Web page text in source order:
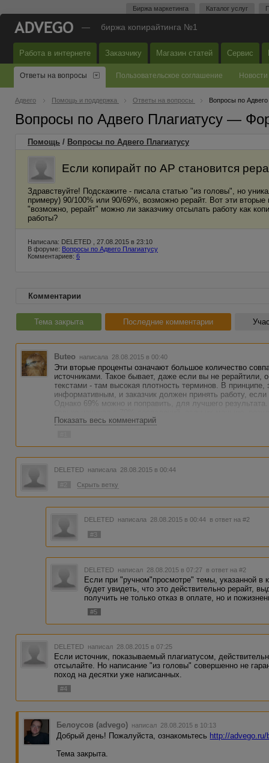
Биржа маркетинга Каталог услуг
— биржа копирайтинга №1
Работа в интернете Заказчику Магазин статей Сервис
Ответы на вопросы Пользовательское соглашение Новости
Адвего Помощь и поддержка Ответы на вопросы Вопросы по Адвего
Вопросы по Адвего Плагиатусу —
Помощь / Вопросы по Адвего Плагиатусу
Если копирайт по АР становится
Здравствуйте! Подскажите - писала статью "из головы", но
примеру) 90/100% или 90/69%, возможно рерайт. Вот эти
"возможно, рерайт" можно ли заказчику отсылать работу как
работы?
Написала: DELETED , 27.08.2015 в 23:10
В форуме: Вопросы по Адвего Плагиатусу
Комментариев: 6
Комментарии
Тема закрыта Последние комментарии
Buteo написала 28.08.2015 в 00:40
Эти вторые проценты означают большое количество
источниками. Такое бывает, даже если вы не рерайтили,
текстами - там высокая плотность терминов. В принципе,
информативным, и заказчик должен принять работу,
Однако 69% можно и поправить, для лучшего
изменить всего несколько слов, и "голубое" пропадет.
Показать весь комментарий
DELETED написала 28.08.2015 в 00:44
Скрыть ветку
DELETED написала 28.08.2015 в 00:44 в ответ на #2
#3
DELETED написал 28.08.2015 в 07:27 в ответ на #2
Если при "ручном"просмотре" темы, указанной в
будет увидеть, что это действительно рерайт,
получить не только отказ в оплате, но и
#5
DELETED написал 28.08.2015 в 07:25
Если источник, показываемый плагиатусом,
отсылайте. Но написание "из головы" совершенно не
поход на десятки уже написанных.
#4
Белоусов (advego) написал 28.08.2015 в 10:13
Добрый день! Пожалуйста, ознакомьтесь http://
Тема закрыта.